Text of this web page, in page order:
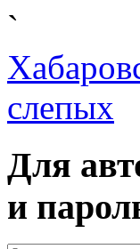
`
слепых
Для
и